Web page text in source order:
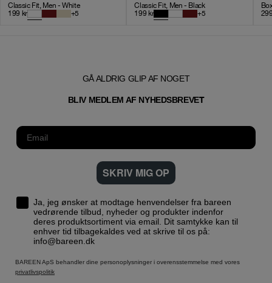
Classic Fit, Men - White
199 kr +5
Classic Fit, Men - Black
199 kr +5
GÅ ALDRIG GLIP AF NOGET
BLIV MEDLEM AF NYHEDSBREVET
SKRIV MIG OP
Ja, jeg ønsker at modtage henvendelser fra bareen
vedrørende tilbud, nyheder og produkter indenfor
deres produktsortiment via email. Dit samtykke kan til
enhver tid tilbagekaldes ved at skrive til os på:
info@bareen.dk
BAREEN ApS behandler dine personoplysninger i overensstemmelse med vores
privatlivspolitik